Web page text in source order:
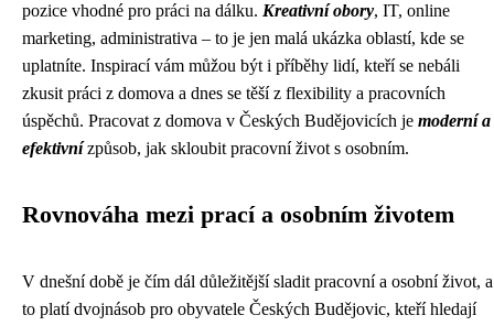
pozice vhodné pro práci na dálku. Kreativní obory, IT, online
marketing, administrativa – to je jen malá ukázka oblastí, kde se
uplatníte. Inspirací vám můžou být i příběhy lidí, kteří se nebáli
zkusit práci z domova a dnes se těší z flexibility a pracovních
úspěchů. Pracovat z domova v Českých Budějovicích je moderní a
efektivnízpůsob, jak skloubit pracovní život s osobním.
Rovnováha mezi prací a osobním životem
V dnešní době je čím dál důležitější sladit pracovní a osobní život, a
to platí dvojnásob pro obyvatele Českých Budějovic, kteří hledají